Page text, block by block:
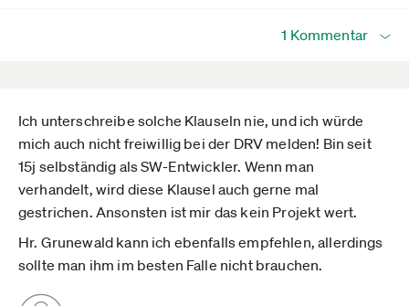
1 Kommentar
Ich unterschreibe solche Klauseln nie, und ich würde
mich auch nicht freiwillig bei der DRV melden! Bin seit
15j selbständig als SW-Entwickler. Wenn man
verhandelt, wird diese Klausel auch gerne mal
gestrichen. Ansonsten ist mir das kein Projekt wert.
Hr. Grunewald kann ich ebenfalls empfehlen, allerdings
sollte man ihm im besten Falle nicht brauchen.